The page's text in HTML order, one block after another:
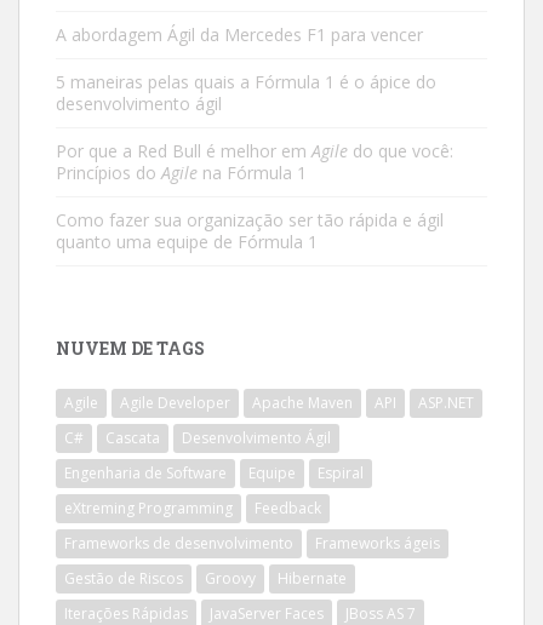
A abordagem Ágil da Mercedes F1 para vencer
5 maneiras pelas quais a Fórmula 1 é o ápice do
desenvolvimento ágil
Por que a Red Bull é melhor emAgile do que você:
Princípios doAgile na Fórmula 1
Como fazer sua organização ser tão rápida e ágil
quanto uma equipe de Fórmula 1
NUVEM DE TAGS
Agile Agile Developer Apache Maven API
ASP.NET
C#
Cascata
Desenvolvimento Ágil
Engenharia de Software
Equipe
Espiral
eXtreming Programming
Feedback
Frameworks de desenvolvimento
Frameworks ágeis
Gestão de Riscos
Groovy
Hibernate
Iterações Rápidas
JavaServer Faces
JBoss AS 7